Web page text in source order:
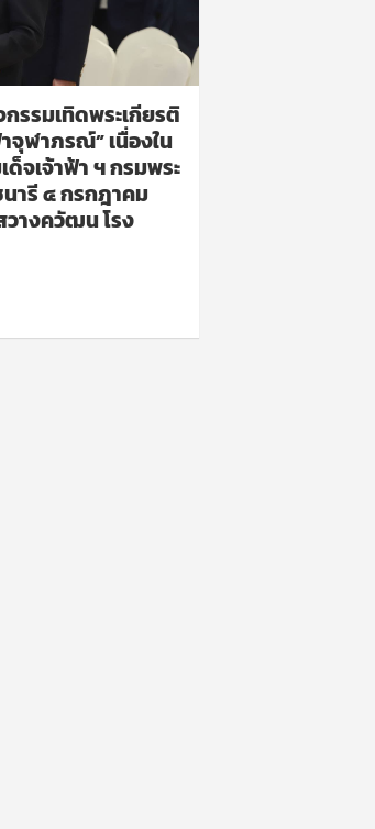
รมเทิดพระเกียรติ
จุฬาภรณ์” เนื่องใน
จเจ้าฟ้า ฯ กรมพระ
ารี ๔ กรกฎาคม
างควัฒน โรง